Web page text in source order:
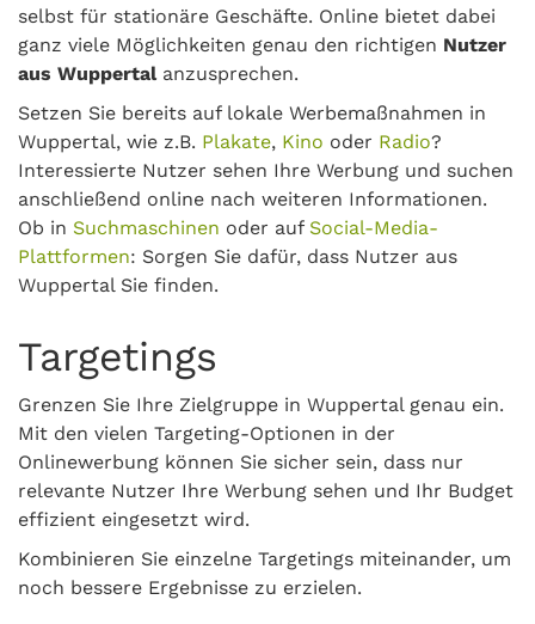
selbst für stationäre Geschäfte. Online bietet dabei
ganz viele Möglichkeiten genau den richtigen Nutzer
aus Wuppertal anzusprechen.
Setzen Sie bereits auf lokale Werbemaßnahmen in
Wuppertal, wie z.B. Plakate, Kino oder Radio?
Interessierte Nutzer sehen Ihre Werbung und suchen
anschließend online nach weiteren Informationen.
Ob in Suchmaschinen oder auf Social-Media-
Plattformen: Sorgen Sie dafür, dass Nutzer aus
Wuppertal Sie finden.
Targetings
Grenzen Sie Ihre Zielgruppe in Wuppertal genau ein.
Mit den vielen Targeting-Optionen in der
Onlinewerbung können Sie sicher sein, dass nur
relevante Nutzer Ihre Werbung sehen und Ihr Budget
effizient eingesetzt wird.
Kombinieren Sie einzelne Targetings miteinander, um
noch bessere Ergebnisse zu erzielen.